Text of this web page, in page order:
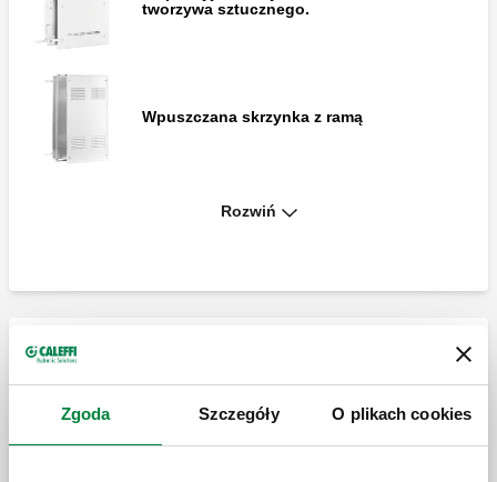
Zgoda Szczegóły O plikach cookies
tworzywa sztucznego.
Wpuszczana skrzynka z ramą
Skrzynka do rozdzielaczy serii 349, 350,
Rozwiń
Drzwiczki inspekcyjne
sztucznego z ramą ze stali ocynkowanej.